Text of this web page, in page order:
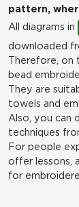
pattern,
All diagrams in
downloaded
Therefore,
bead
They are
towels and
Also, you can
techniques
For people
offer lessons,
for